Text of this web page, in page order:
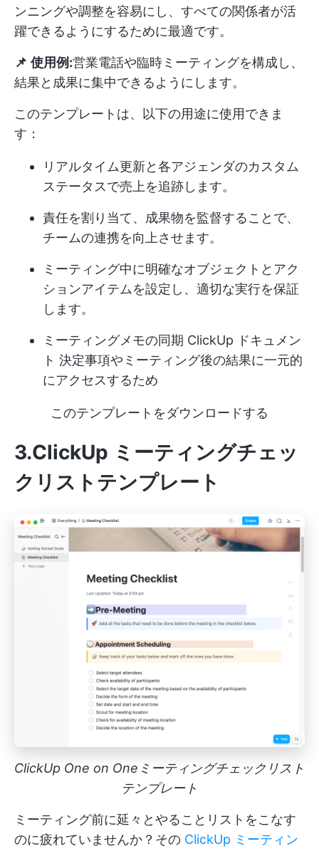
ンニングや調整を容易にし、すべての関係者が活
躍できるようにするために最適です。
📌 使用例:営業電話や臨時ミーティングを構成し、
結果と成果に集中できるようにします。
このテンプレートは、以下の用途に使用できま
す：
リアルタイム更新と各アジェンダのカスタム
ステータスで売上を追跡します。
責任を割り当て、成果物を監督することで、
チームの連携を向上させます。
ミーティング中に明確なオブジェクトとアク
ションアイテムを設定し、適切な実行を保証
します。
ミーティングメモの同期 ClickUp ドキュメン
ト 決定事項やミーティング後の結果に一元的
にアクセスするため
このテンプレートをダウンロードする
3.ClickUp ミーティングチェッ
クリストテンプレート
ClickUp One on Oneミーティングチェックリスト
テンプレート
ミーティング前に延々とやることリストをこなす
のに疲れていませんか？その ClickUp ミーティン